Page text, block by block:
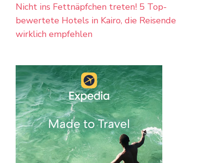
Nicht ins Fettnäpfchen treten! 5 Top-
bewertete Hotels in Kairo, die Reisende
wirklich empfehlen